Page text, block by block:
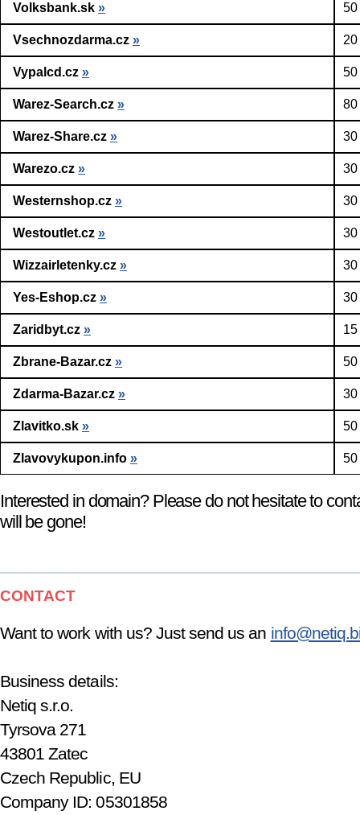
Volksbank.sk » 50
Vsechnozdarma.cz »
Vypalcd.cz » 50
Warez-Search.cz » 80
Warez-Share.cz » 30
Warezo.cz » 30
Westernshop.cz » 30
Westoutlet.cz » 30
Wizzairletenky.cz » 30
Yes-Eshop.cz » 30
Zaridbyt.cz »
Zbrane-Bazar.cz » 50
Zdarma-Bazar.cz » 30
Zlavitko.sk » 50
Zlavovykupon.info » 50
Interested in domain? Please do not hesitate to
will be gone!
CONTACT
Want to work with us? Just send us an
Business details:
Netiq s.r.o.
Tyrsova 271
43801 Zatec
Czech Republic, EU
Company ID: 05301858